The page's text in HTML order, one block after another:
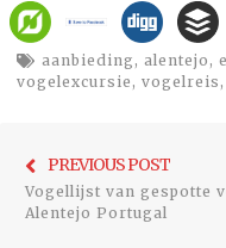
aanbieding , alentejo ,
vogelexcursie , vogelreis ,
navigatie
PREVIOUS POST
Vogellijst van gespotte
Alentejo Portugal